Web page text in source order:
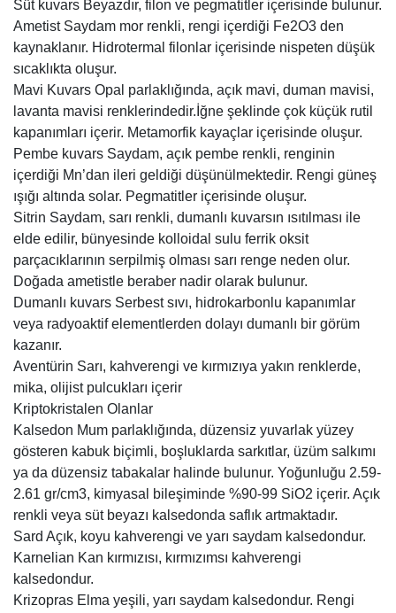
Süt kuvars Beyazdır, filon ve pegmatitler içerisinde bulunur.
Ametist Saydam mor renkli, rengi içerdiği Fe2O3 den
kaynaklanır. Hidrotermal filonlar içerisinde nispeten düşük
sıcaklıkta oluşur.
Mavi Kuvars Opal parlaklığında, açık mavi, duman mavisi,
lavanta mavisi renklerindedir.İğne şeklinde çok küçük rutil
kapanımları içerir. Metamorfik kayaçlar içerisinde oluşur.
Pembe kuvars Saydam, açık pembe renkli, renginin
içerdiği Mn’dan ileri geldiği düşünülmektedir. Rengi güneş
ışığı altında solar. Pegmatitler içerisinde oluşur.
Sitrin Saydam, sarı renkli, dumanlı kuvarsın ısıtılması ile
elde edilir, bünyesinde kolloidal sulu ferrik oksit
parçacıklarının serpilmiş olması sarı renge neden olur.
Doğada ametistle beraber nadir olarak bulunur.
Dumanlı kuvars Serbest sıvı, hidrokarbonlu kapanımlar
veya radyoaktif elementlerden dolayı dumanlı bir görüm
kazanır.
Aventürin Sarı, kahverengi ve kırmızıya yakın renklerde,
mika, olijist pulcukları içerir
Kriptokristalen Olanlar
Kalsedon Mum parlaklığında, düzensiz yuvarlak yüzey
gösteren kabuk biçimli, boşluklarda sarkıtlar, üzüm salkımı
ya da düzensiz tabakalar halinde bulunur. Yoğunluğu 2.59-
2.61 gr/cm3, kimyasal bileşiminde %90-99 SiO2 içerir. Açık
renkli veya süt beyazı kalsedonda saflık artmaktadır.
Sard Açık, koyu kahverengi ve yarı saydam kalsedondur.
Karnelian Kan kırmızısı, kırmızımsı kahverengi
kalsedondur.
Krizopras Elma yeşili, yarı saydam kalsedondur. Rengi